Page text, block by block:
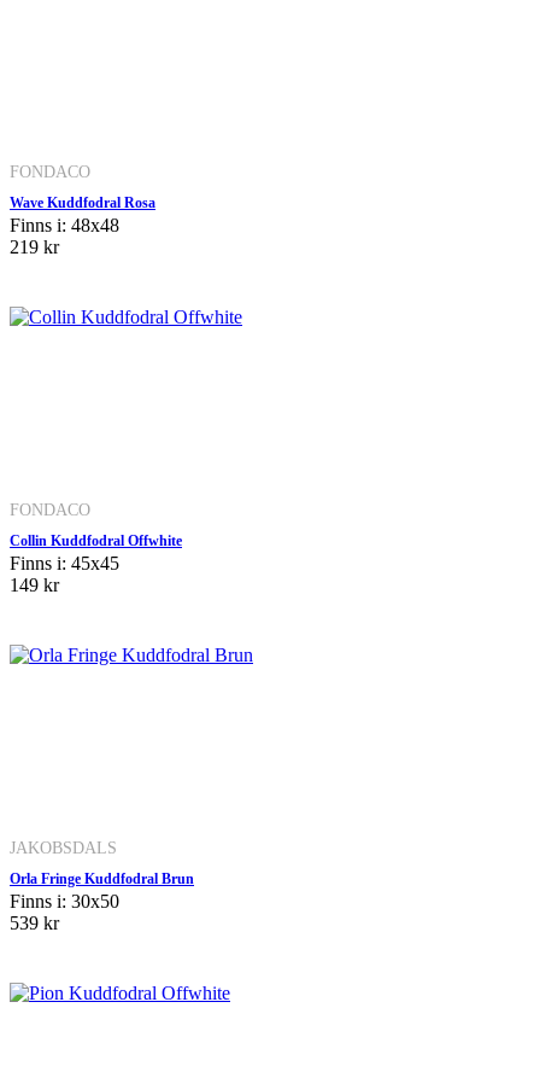
FONDACO
Wave Kuddfodral Rosa
Finns i: 48x48
219 kr
FONDACO
Collin Kuddfodral Offwhite
Finns i: 45x45
149 kr
JAKOBSDALS
Orla Fringe Kuddfodral Brun
Finns i: 30x50
539 kr